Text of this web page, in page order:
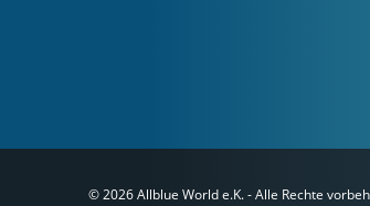
© 2026 Allblue World e.K. - Alle Rechte